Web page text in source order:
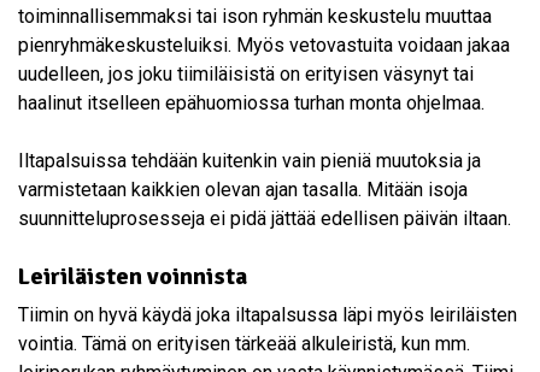
toiminnallisemmaksi tai ison ryhmän keskustelu muuttaa
pienryhmäkeskusteluiksi. Myös vetovastuita voidaan jakaa
uudelleen, jos joku tiimiläisistä on erityisen väsynyt tai
haalinut itselleen epähuomiossa turhan monta ohjelmaa.
Iltapalsuissa tehdään kuitenkin vain pieniä muutoksia ja
varmistetaan kaikkien olevan ajan tasalla. Mitään isoja
suunnitteluprosesseja ei pidä jättää edellisen päivän iltaan.
Leiriläisten voinnista
Tiimin on hyvä käydä joka iltapalsussa läpi myös leiriläisten
vointia. Tämä on erityisen tärkeää alkuleiristä, kun mm.